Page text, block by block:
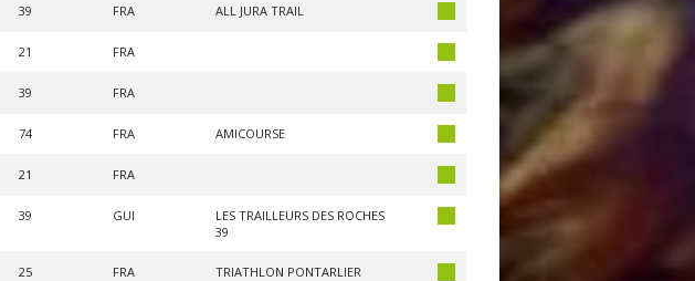
39 FRA ALL JURA TRAIL
21 FRA
39 FRA
74 FRA AMICOURSE
21 FRA
39 GUI
LES TRAILLEURS DES ROCHES
39
25 FRA TRIATHLON PONTARLIER